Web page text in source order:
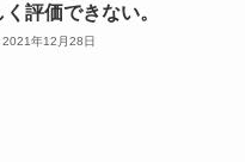
く評価できない。
2021年12月28日